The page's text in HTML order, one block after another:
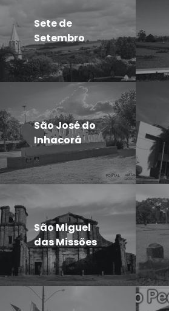
Sete de
Setembro
São José do
Inhacorá
São Miguel
das Missões